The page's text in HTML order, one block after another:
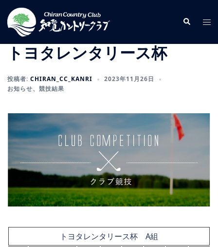
ン
検
索
ト
ル
トヨタレンタリース杯
投稿者: CHIRAN_CC_KANRI
2023年11月26日
お知らせ、 競技結果
トヨタレンタリース杯 A組